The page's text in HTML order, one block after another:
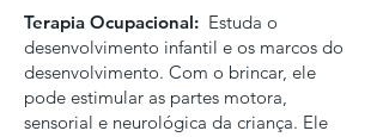
Terapia Ocupacional: Estuda o
desenvolvimento infantil e os marcos do
desenvolvimento. Com o brincar, ele
pode estimular as partes motora,
sensorial e neurológica da criança. Ele